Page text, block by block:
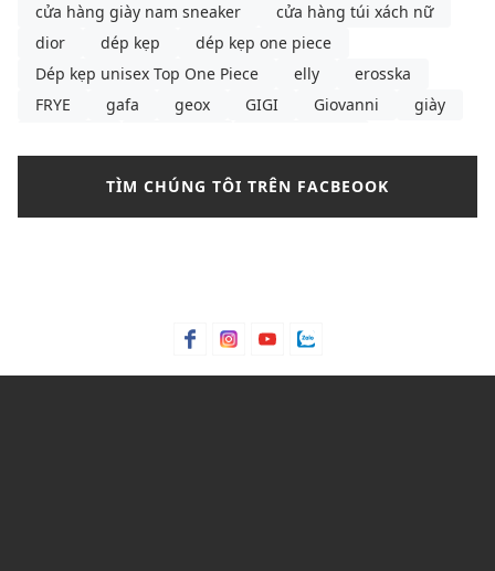
cửa hàng giày nam sneaker
cửa hàng túi xách nữ
dior
dép kẹp
dép kẹp one piece
Dép kẹp unisex Top One Piece
elly
erosska
FRYE
gafa geox GIGI Giovanni
giày
giày búp bê pedro
giày búp bê đen
giày cao gót
giày dép nữ
Giày lười
giày mlb
giày sandals nữ
TÌM CHÚNG TÔI TRÊN FACBEOOK